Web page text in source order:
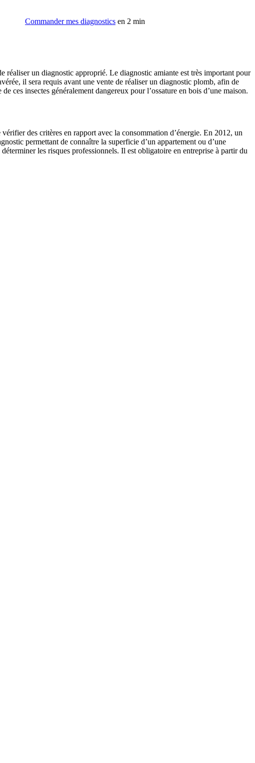
Commander mes diagnostics en 2 min
réaliser un diagnostic approprié. Le diagnostic amiante est très important pour
il sera requis avant une vente de réaliser un diagnostic plomb, afin de
ces insectes généralement dangereux pour l’ossature en bois d’une maison.
des critères en rapport avec la consommation d’énergie. En 2012, un
permettant de connaître la superficie d’un appartement ou d’une
les risques professionnels. Il est obligatoire en entreprise à partir du